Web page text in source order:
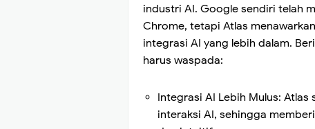
industri AI. Google sendiri telah
Chrome, tetapi Atlas
integrasi AI yang lebih dalam.
harus waspada:
Integrasi AI Lebih Mulus:
interaksi AI, sehingga